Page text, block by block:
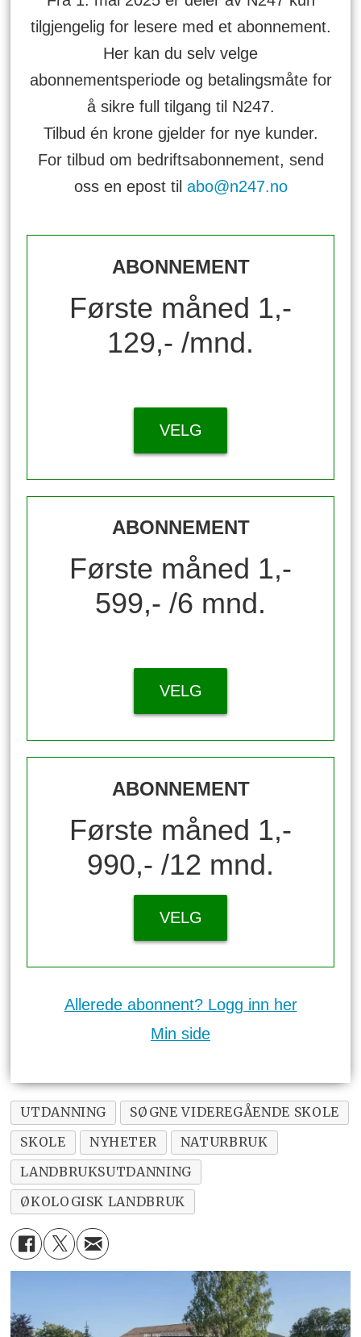
tilgjengelig for lesere med et abonnement.
Her kan du selv velge
abonnementsperiode og betalingsmåte for
å sikre full tilgang til N247.
Tilbud én krone gjelder for nye kunder.
For tilbud om bedriftsabonnement, send
oss en epost til abo@n247.no
ABONNEMENT
Første måned 1,-
129,- /mnd.
VELG
ABONNEMENT
Første måned 1,-
599,- /6 mnd.
VELG
ABONNEMENT
Første måned 1,-
990,- /12 mnd.
VELG
Allerede abonnent? Logg inn her
Min side
UTDANNING
SØGNE VIDEREGÅENDE SKOLE
SKOLE
NYHETER
NATURBRUK
LANDBRUKSUTDANNING
ØKOLOGISK LANDBRUK